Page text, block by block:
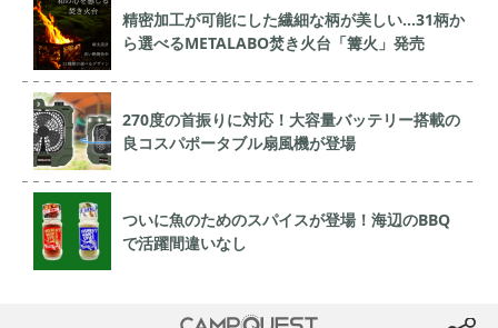
精密加工が可能にした繊細な柄が美しい…31柄か
ら選べるMETALABO焚き火台「篝火」発売
270度の首振りに対応！大容量バッテリー搭載の
良コスパポータブル扇風機が登場
ついに魚のためのスパイスが登場！海辺のBBQ
で活躍間違いなし